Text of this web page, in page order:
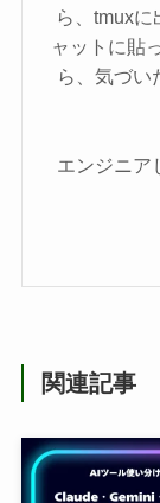
ら、tmux
ャットに貼
ら、気づい
エンジニア
関連記事